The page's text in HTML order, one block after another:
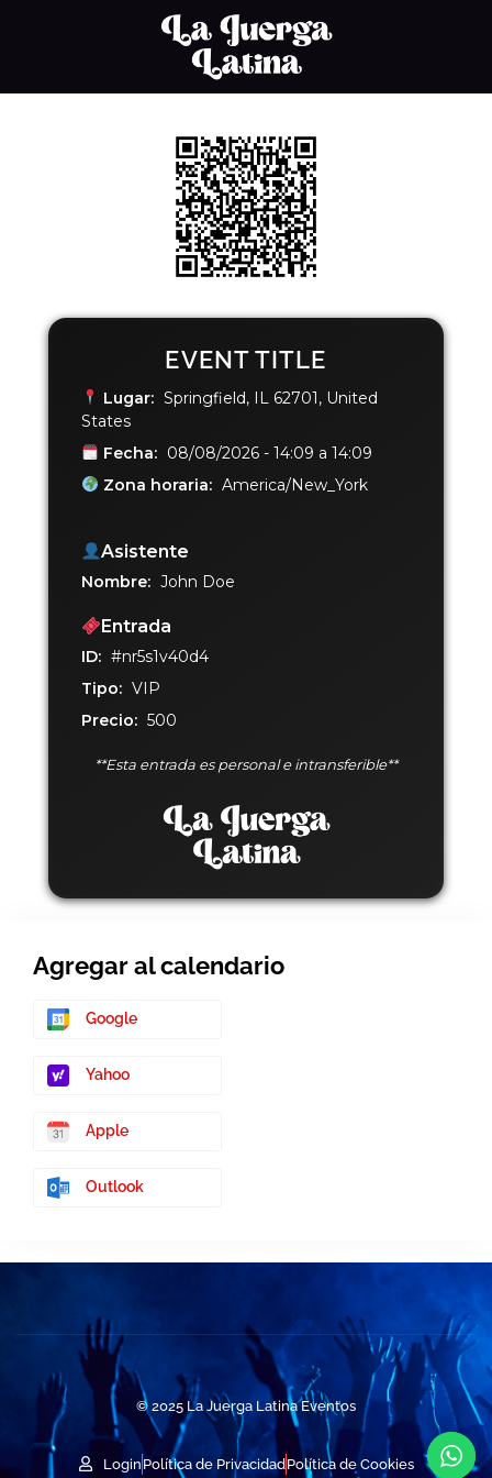
EVENT TITLE
Lugar: Springfield, IL 62701, United
States
Fecha: 08/08/2026 - 14:09 a 14:09
Zona horaria: America/New_York
Asistente
Nombre: John Doe
Entrada
ID: #nr5s1v40d4
Tipo: VIP
Precio: 500
**Esta entrada es personal e intransferible**
Agregar al calendario
Google
Yahoo
Apple
Outlook
© 2025 La Juerga Latina Eventos
Login Política de Privacidad Política de Cookies